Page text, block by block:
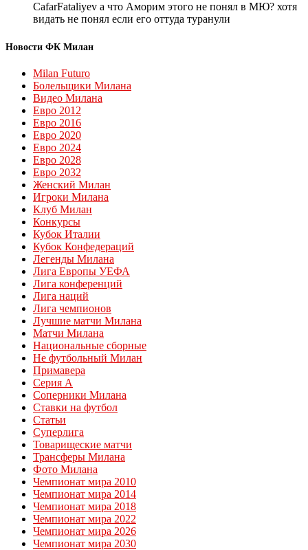
CafarFataliyev а что Аморим этого не понял в МЮ? хотя
видать не понял если его оттуда туранули
Новости ФК Милан
Milan Futuro
Болельщики Милана
Видео Милана
Евро 2012
Евро 2016
Евро 2020
Евро 2024
Евро 2028
Евро 2032
Женский Милан
Игроки Милана
Клуб Милан
Конкурсы
Кубок Италии
Кубок Конфедераций
Легенды Милана
Лига Европы УЕФА
Лига конференций
Лига наций
Лига чемпионов
Лучшие матчи Милана
Матчи Милана
Национальные сборные
Не футбольный Милан
Примавера
Серия А
Соперники Милана
Ставки на футбол
Статьи
Суперлига
Товарищеские матчи
Трансферы Милана
Фото Милана
Чемпионат мира 2010
Чемпионат мира 2014
Чемпионат мира 2018
Чемпионат мира 2022
Чемпионат мира 2026
Чемпионат мира 2030